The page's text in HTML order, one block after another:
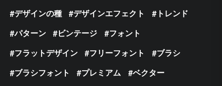
デザインの種
デザインエフェクト
トレンド
パターン
ビンテージ
フォント
フラットデザイン
フリーフォント
ブラシ
ブラシフォント
プレミアム
ベクター